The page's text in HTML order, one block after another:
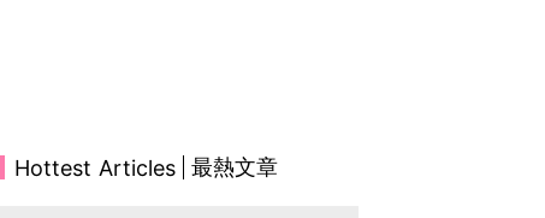
Hottest Articles 最熱文章